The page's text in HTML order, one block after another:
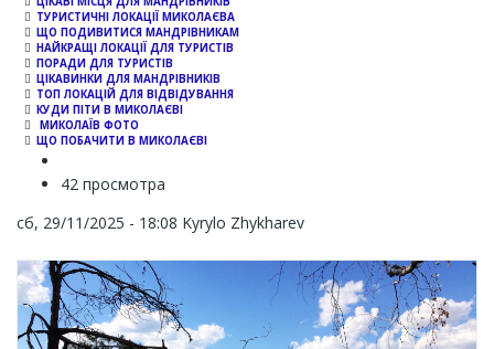
ТУРИСТИЧНІ ЛОКАЦІЇ МИКОЛАЄВА
ЩО ПОДИВИТИСЯ МАНДРІВНИКАМ
НАЙКРАЩІ ЛОКАЦІЇ ДЛЯ ТУРИСТІВ
ПОРАДИ ДЛЯ ТУРИСТІВ
ЦІКАВИНКИ ДЛЯ МАНДРІВНИКІВ
ТОП ЛОКАЦІЙ ДЛЯ ВІДВІДУВАННЯ
КУДИ ПІТИ В МИКОЛАЄВІ
МИКОЛАЇВ ФОТО
ЩО ПОБАЧИТИ В МИКОЛАЄВІ
42 просмотра
сб, 29/11/2025 - 18:08 Kyrylo Zhykharev